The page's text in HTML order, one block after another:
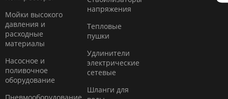
Мойки высокого
давления и
расходные
материалы
Насосное и
поливочное
оборудование
напряжения
Тепловые
пушки
Удлинители
электрические
сетевые
Шланги для